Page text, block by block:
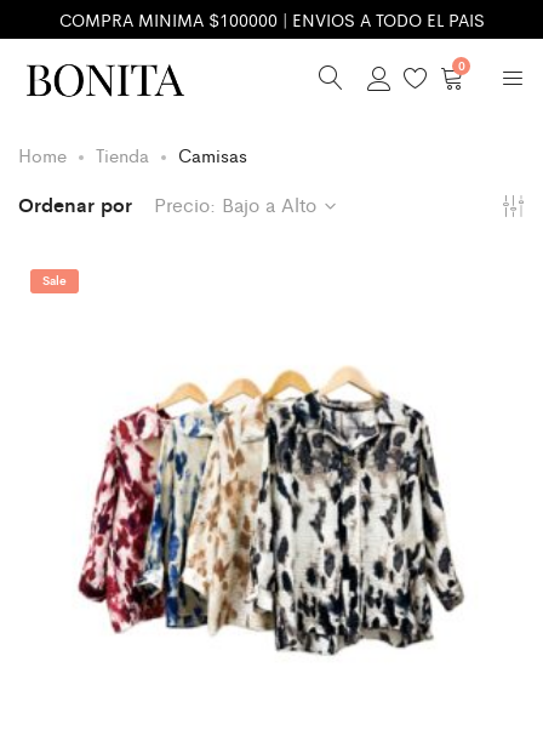
COMPRA MINIMA $100000 | ENVIOS A TODO EL PAIS
0
Home Tienda Camisas
Ordenar por Precio: Bajo a Alto
Sale